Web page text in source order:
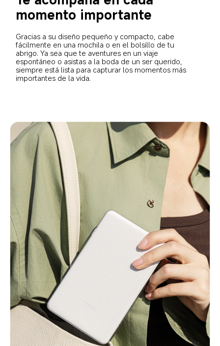
momento importante
Gracias a su diseño pequeño y compacto, cabe
fácilmente en una mochila o en el bolsillo de tu
abrigo. Ya sea que te aventures en un viaje
espontáneo o asistas a la boda de un ser querido,
siempre está lista para capturar los momentos más
importantes de la vida.